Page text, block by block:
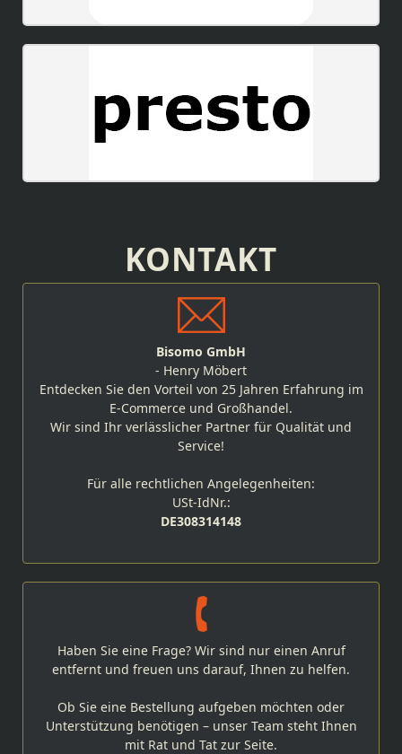
KONTAKT
Bisomo GmbH
- Henry Möbert
Entdecken Sie den Vorteil von 25 Jahren Erfahrung im
E-Commerce und Großhandel.
Wir sind Ihr verlässlicher Partner für Qualität und
Service!
Für alle rechtlichen Angelegenheiten:
USt-IdNr.:
DE308314148
Haben Sie eine Frage? Wir sind nur einen Anruf
entfernt und freuen uns darauf, Ihnen zu helfen.
Ob Sie eine Bestellung aufgeben möchten oder
Unterstützung benötigen – unser Team steht Ihnen
mit Rat und Tat zur Seite.